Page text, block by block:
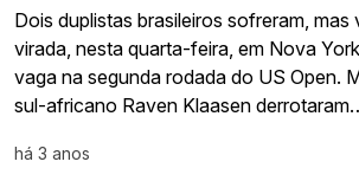
Dois duplistas brasileiros sofreram, mas
virada, nesta quarta-feira, em Nova
vaga na segunda rodada do US Open.
sul-africano Raven Klaasen
há 3 anos